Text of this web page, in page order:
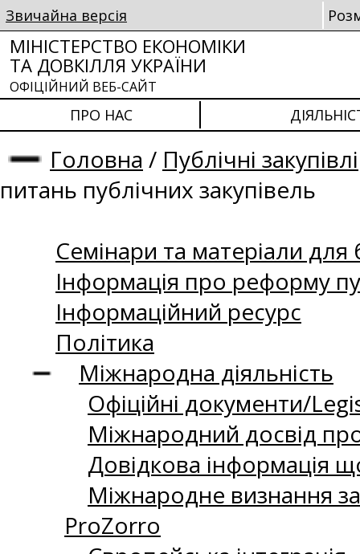
Звичайна версія
МІНІСТЕРСТВО ЕКОНОМІКИ
ТА ДОВКІЛЛЯ УКРАЇНИ
ОФІЦІЙНИЙ ВЕБ-САЙТ
ПРО НАС
Головна / Публічні закупівлі
питань публічних закупівель
Семінари та матеріали для
Інформація про реформу
Інформаційний ресурс
Політика
Міжнародна діяльність
Офіційні документи/
Міжнародний досвід
Довідкова інформація
Міжнародне визнання
ProZorro